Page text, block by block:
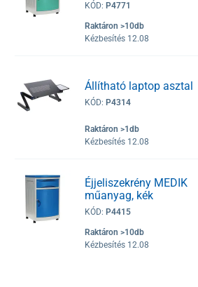
KÓD: P4771
Raktáron >10db
Kézbesítés 12.08
Állítható laptop asztal
KÓD: P4314
Raktáron >1db
Kézbesítés 12.08
Éjjeliszekrény MEDIK
műanyag, kék
KÓD: P4415
Raktáron >10db
Kézbesítés 12.08